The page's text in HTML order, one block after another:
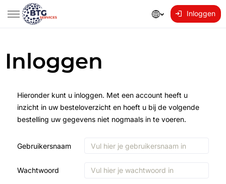
Inloggen
Inloggen
Hieronder kunt u inloggen. Met een account heeft u
inzicht in uw besteloverzicht en hoeft u bij de volgende
bestelling uw gegevens niet nogmaals in te voeren.
Gebruikersnaam
Wachtwoord